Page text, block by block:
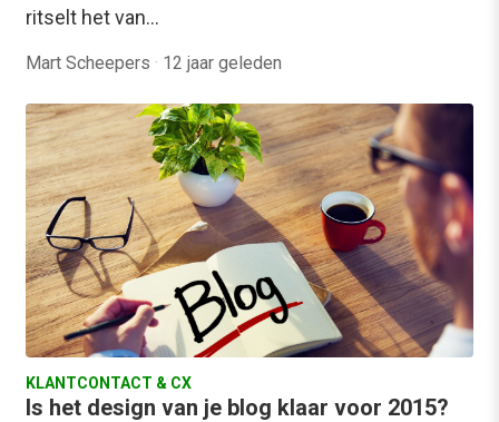
ritselt het van…
Mart Scheepers · 12 jaar geleden
KLANTCONTACT & CX
Is het design van je blog klaar voor 2015?